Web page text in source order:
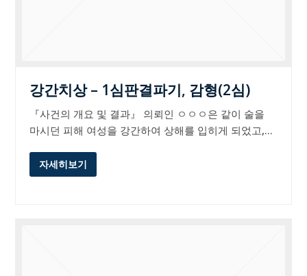
강간치상 – 1심판결파기, 감형(2심)
『사건의 개요 및 결과』 의뢰인 ㅇㅇㅇ은 같이 술을
마시던 피해 여성을 강간하여 상해를 입히게 되었고,…
자세히보기